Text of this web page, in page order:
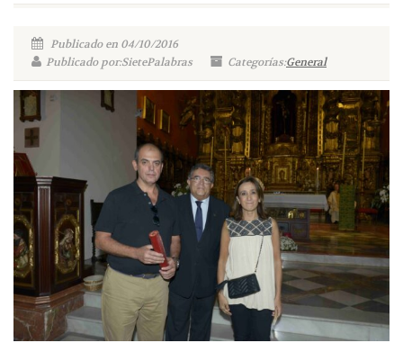
Publicado en 04/10/2016
Publicado por:SietePalabras
Categorías:General